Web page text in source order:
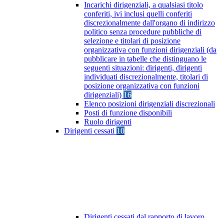
Incarichi dirigenziali, a qualsiasi titolo
conferiti, ivi inclusi quelli conferiti
discrezionalmente dall'organo di indirizzo
politico senza procedure pubbliche di
selezione e titolari di posizione
organizzativa con funzioni dirigenziali (da
pubblicare in tabelle che distinguano le
seguenti situazioni: dirigenti, dirigenti
individuati discrezionalmente, titolari di
posizione organizzativa con funzioni
dirigenziali) 16
Elenco posizioni dirigenziali discrezionali
Posti di funzione disponibili
Ruolo dirigenti
Dirigenti cessati 10